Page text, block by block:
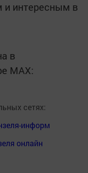
интересным в
в
MАХ:
сетях:
информ
онлайн